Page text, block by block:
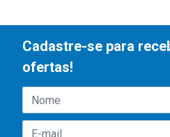
Cadastre-se para
ofertas!